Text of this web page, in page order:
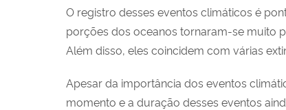
O registro desses eventos climáticos é
porções dos oceanos tornaram-se muito
Além disso, eles coincidem com várias
Apesar da importância dos eventos
momento e a duração desses eventos